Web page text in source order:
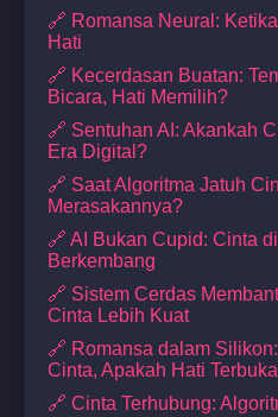
🔗 Romansa Neural:
Hati
🔗 Kecerdasan Buatan:
Bicara, Hati Memilih?
🔗 Sentuhan AI: Akankah
Era Digital?
🔗 Saat Algoritma Jatuh
Merasakannya?
🔗 AI Bukan Cupid: Cinta
Berkembang
🔗 Sistem Cerdas
Cinta Lebih Kuat
🔗 Romansa dalam
Cinta, Apakah Hati
🔗 Cinta Terhubung: